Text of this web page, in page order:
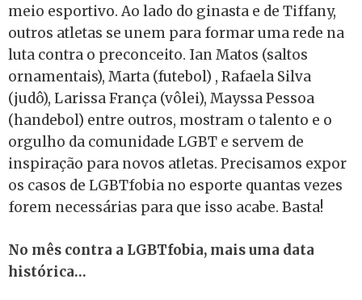
meio esportivo. Ao lado do ginasta e de Tiffany,
outros atletas se unem para formar uma rede na
luta contra o preconceito. Ian Matos (saltos
ornamentais), Marta (futebol) , Rafaela Silva
(judô), Larissa França (vôlei), Mayssa Pessoa
(handebol) entre outros, mostram o talento e o
orgulho da comunidade LGBT e servem de
inspiração para novos atletas. Precisamos expor
os casos de LGBTfobia no esporte quantas vezes
forem necessárias para que isso acabe. Basta!
No mês contra a LGBTfobia, mais uma data
histórica…